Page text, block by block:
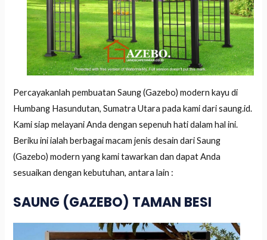
Percayakanlah pembuatan Saung (Gazebo) modern kayu di
Humbang Hasundutan, Sumatra Utara pada kami dari saung.id.
Kami siap melayani Anda dengan sepenuh hati dalam hal ini.
Beriku ini ialah berbagai macam jenis desain dari Saung
(Gazebo) modern yang kami tawarkan dan dapat Anda
sesuaikan dengan kebutuhan, antara lain :
SAUNG (GAZEBO) TAMAN BESI